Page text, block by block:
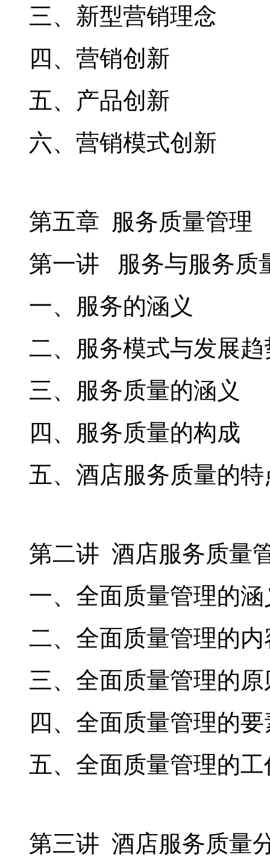
三、新型营销理念
四、营销创新
五、产品创新
六、营销模式创新
第五章 服务质量管理
第一讲 服务与服务质
一、服务的涵义
二、服务模式与发展趋
三、服务质量的涵义
四、服务质量的构成
五、酒店服务质量的特
第二讲 酒店服务质量
一、全面质量管理的涵
二、全面质量管理的内
三、全面质量管理的原
四、全面质量管理的要
五、全面质量管理的
第三讲 酒店服务质量